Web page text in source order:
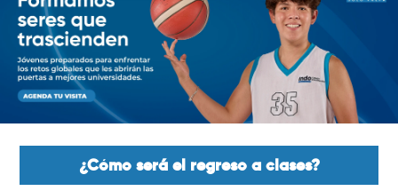
¿Cómo será el regreso a clases?